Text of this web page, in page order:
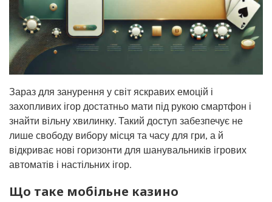
Зараз для занурення у світ яскравих емоцій і
захопливих ігор достатньо мати під рукою смартфон і
знайти вільну хвилинку. Такий доступ забезпечує не
лише свободу вибору місця та часу для гри, а й
відкриває нові горизонти для шанувальників ігрових
автоматів і настільних ігор.
Що таке мобільне казино